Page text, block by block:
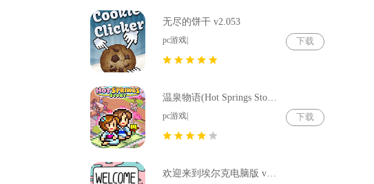
无尽的饼干 v2.053
pc游戏| 下载
温泉物语(Hot Springs Story) v2.79
pc游戏| 下载
欢迎来到埃尔克电脑版 v1.22.4